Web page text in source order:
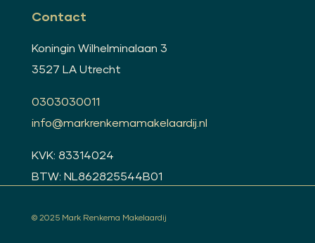
Contact
Koningin Wilhelminalaan 3
3527 LA Utrecht
0303030011
info@markrenkemamakelaardij.nl
KVK: 83314024
BTW: NL862825544B01
© 2025 Mark Renkema Makelaardij